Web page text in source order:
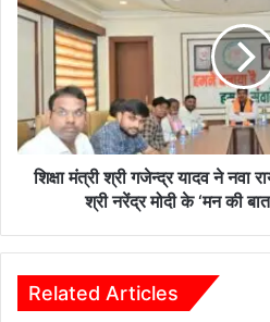
प्र
ओं
का
न
से
मं
न्द्र
या
य
शिक्षा मंत्री श्री गजेन्द्र यादव ने नवा
श्री नरेंद्र मोदी के ‘मन की
Related Articles